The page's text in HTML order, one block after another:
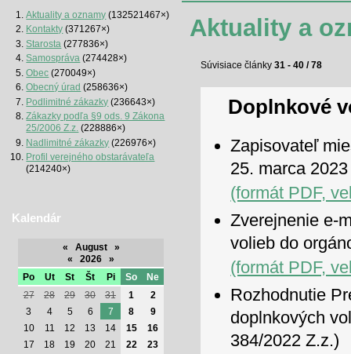
Aktuality a oznamy (132521467×)
Kontakty (371267×)
Starosta (277836×)
Samospráva (274428×)
Obec (270049×)
Obecný úrad (258636×)
Podlimitné zákazky (236643×)
Zákazky podľa §9 ods. 9 Zákona
25/2006 Z.z. (228886×)
Nadlimitné zákazky (226976×)
Profil verejného obstarávateľa
(214240×)
Kalendár
« August
»
«
2026
»
Po
Ut St Št Pi So
Ne
27
28 29 30 31 1
2
3
4 5 6 7 8
9
10
11 12 13 14 15
16
17
18 19 20 21 22
23
Aktuality a
Súvisiace články 31 - 40 / 78
Doplnkové
Zapisovateľ
25. marca 2023
(formát PDF,
Zverejnenie e-
volieb do
(formát PDF,
Rozhodnutie
doplnkových
384/2022 Z.z.)